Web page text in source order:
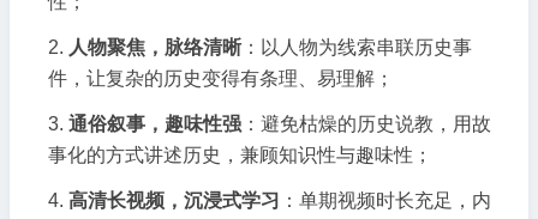
人物聚焦，脉络清晰：以人物为线索串联历史事
件，让复杂的历史变得有条理、易理解；
通俗叙事，趣味性强 ：避免枯燥的历史说教，用故
事化的方式讲述历史，兼顾知识性与趣味性；
高清长视频，沉浸式学习 ：单期视频时长充足，内